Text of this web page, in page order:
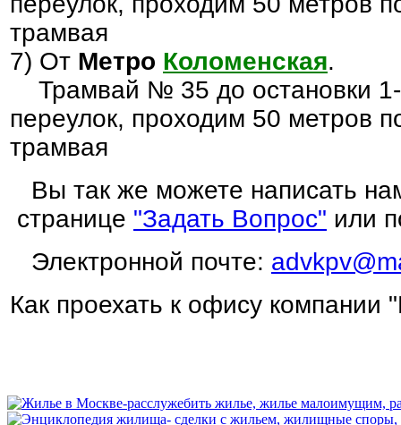
трамвая
7) От Метро Коломенская.
Трамвай № 35 до остановки
переулок, проходим 50 метров
трамвая
Вы так же можете написать
странице "Задать Вопрос" или
Электронной почте:
Как проехать к офису компании